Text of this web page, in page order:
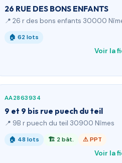
26 RUE DES BONS ENFANTS
📍 26 r des bons enfants 30000
🏠 62 lots
Voir la
AA2863934
9 et 9 bis rue puech du teil
📍 9B r puech du teil 30900 Nîmes
🏠 48 lots 🏗 2 bât. ⚠ PPT
Voir la